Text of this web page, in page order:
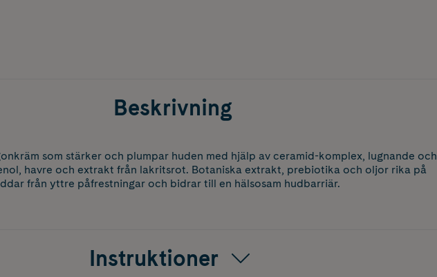
Beskrivning
som stärker och plumpar huden med hjälp av ceramid-komplex, lugnande och
havre och extrakt från lakritsrot. Botaniska extrakt, prebiotika och oljor rika på
från yttre påfrestningar och bidrar till en hälsosam hudbarriär.
Instruktioner